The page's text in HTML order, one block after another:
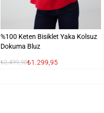
%100 Keten Bisiklet Yaka Kolsuz
Dokuma Bluz
₺2.499,95₺1.299,95